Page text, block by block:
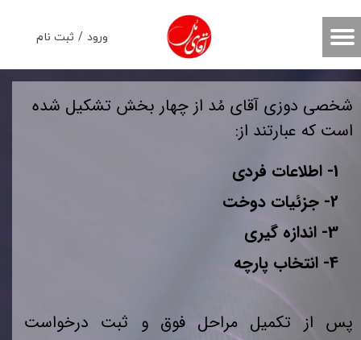
ورود / ثبت نام
حساب کاربری من
تغییر گذر واژه
سفارشات
خروج از حساب کاربری
شخصی دوزی آقای مُد از چهار بخش تشکیل شده
است که عبارتند از:
​​​​​​​پس از تکمیل مراحل فوق و ثبت درخواست